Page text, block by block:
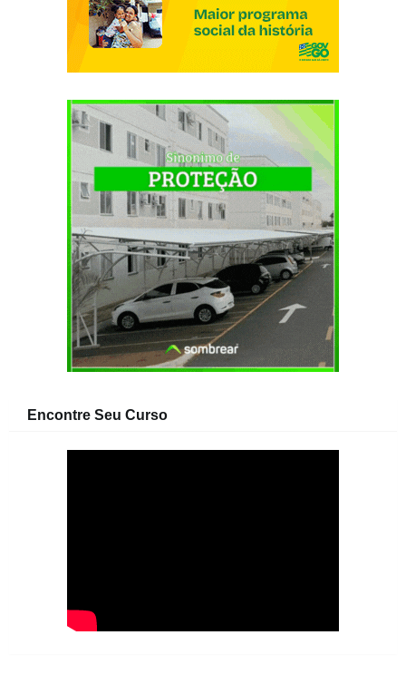
Encontre Seu Curso